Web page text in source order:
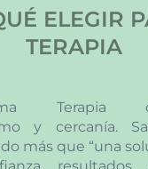
ELEGIR
TERAPIA
Terapia
y cercanía.
más que “una